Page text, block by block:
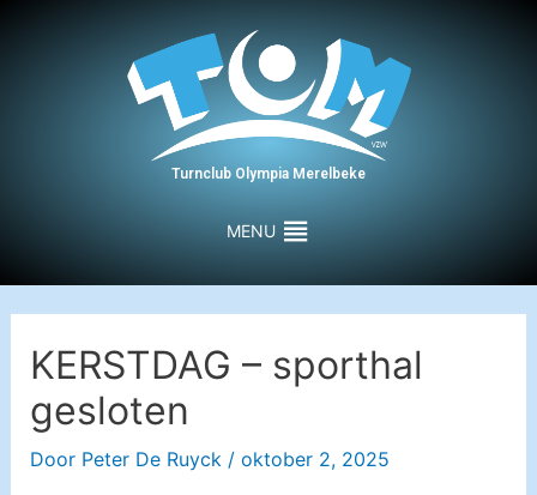
Turnclub Olympia Merelbeke
MENU
KERSTDAG – sporthal
gesloten
Door Peter De Ruyck / oktober 2, 2025